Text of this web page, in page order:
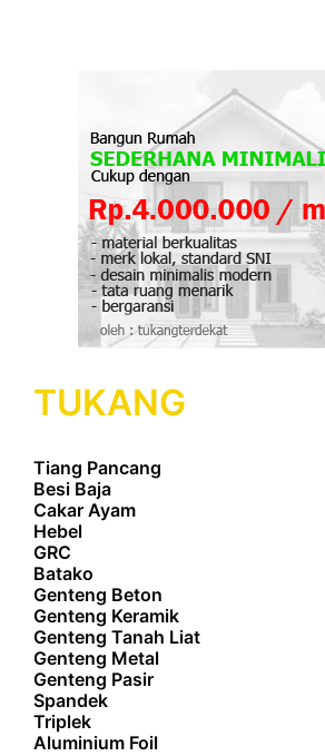
TUKANG
Tiang Pancang
Besi Baja
Cakar Ayam
Hebel
GRC
Batako
Genteng Beton
Genteng Keramik
Genteng Tanah Liat
Genteng Metal
Genteng Pasir
Spandek
Triplek
Aluminium Foil